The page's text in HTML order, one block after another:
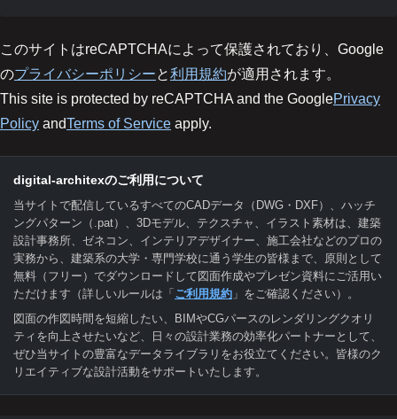
このサイトはreCAPTCHAによって保護されており、Google
のプライバシーポリシーと利用規約が適用されます。
This site is protected by reCAPTCHA and the GooglePrivacy
Policy andTerms of Service apply.
digital-architexのご利用について
当サイトで配信しているすべてのCADデータ（DWG・DXF）、ハッチ
ングパターン（.pat）、3Dモデル、テクスチャ、イラスト素材は、建築
設計事務所、ゼネコン、インテリアデザイナー、施工会社などのプロの
実務から、建築系の大学・専門学校に通う学生の皆様まで、原則として
無料（フリー）でダウンロードして図面作成やプレゼン資料にご活用い
ただけます（詳しいルールは「 ご利用規約 」をご確認ください）。
図面の作図時間を短縮したい、BIMやCGパースのレンダリングクオリ
ティを向上させたいなど、日々の設計業務の効率化パートナーとして、
ぜひ当サイトの豊富なデータライブラリをお役立てください。皆様のク
リエイティブな設計活動をサポートいたします。